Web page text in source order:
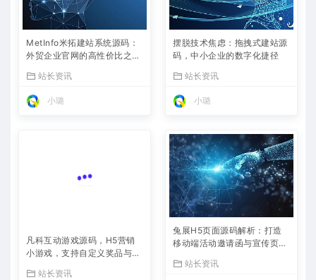
MetInfo米拓建站系统源码：
外贸企业官网的高性价比之
站长资讯
小璐
摆脱技术焦虑：拖拽式建站源
码，中小企业的数字化捷径
站长资讯
小璐
凡科互动游戏源码，H5营销
小游戏，支持自定义奖品与分
站长资讯
兔展H5页面源码解析：打造
移动端活动邀请函与宣传页的
站长资讯